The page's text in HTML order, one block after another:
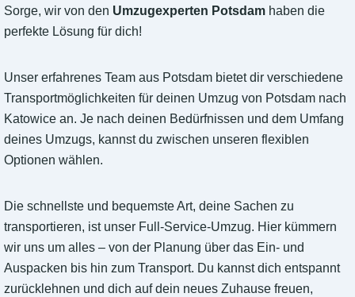
Sorge, wir von den Umzugexperten Potsdam haben die
perfekte Lösung für dich!
Unser erfahrenes Team aus Potsdam bietet dir verschiedene
Transportmöglichkeiten für deinen Umzug von Potsdam nach
Katowice an. Je nach deinen Bedürfnissen und dem Umfang
deines Umzugs, kannst du zwischen unseren flexiblen
Optionen wählen.
Die schnellste und bequemste Art, deine Sachen zu
transportieren, ist unser Full-Service-Umzug. Hier kümmern
wir uns um alles – von der Planung über das Ein- und
Auspacken bis hin zum Transport. Du kannst dich entspannt
zurücklehnen und dich auf dein neues Zuhause freuen,